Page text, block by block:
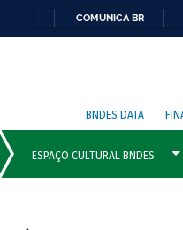
COMUNICA BR
BNDES DATA